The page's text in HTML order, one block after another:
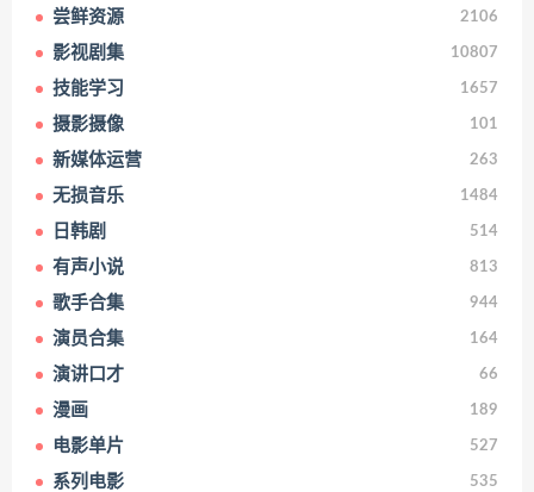
尝鲜资源 2106
影视剧集 10807
技能学习 1657
摄影摄像 101
新媒体运营 263
无损音乐 1484
日韩剧 514
有声小说 813
歌手合集 944
演员合集 164
演讲口才 66
漫画 189
电影单片 527
系列电影 535